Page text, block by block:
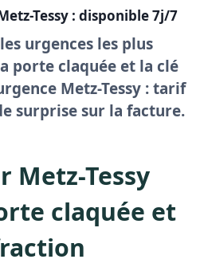
Tessy : disponible 7j/7
urgences les plus
porte claquée et la clé
Metz-Tessy: tarif
surprise sur la facture.
Metz-Tessy
claquée et